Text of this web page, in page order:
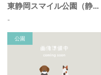
東静岡スマイル公園（静岡県静岡市）
-
公園